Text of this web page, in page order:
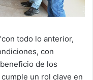
todo lo anterior,
con
de los
un rol clave en